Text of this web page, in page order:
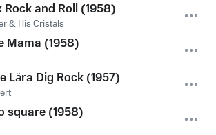
Rock and Roll (1958)
& His Cristals
Mama (1958)
Lära Dig Rock (1957)
square (1958)